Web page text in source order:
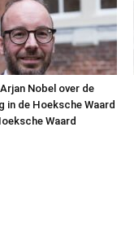
Nobel over de
in de Hoeksche Waard
Waard